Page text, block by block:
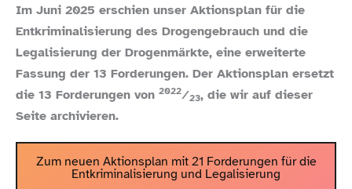
Im Juni 2025 erschien unser Aktionsplan für die
Entkriminalisierung des Drogengebrauch und die
Legalisierung der Drogenmärkte, eine erweiterte
Fassung der 13 Forderungen. Der Aktionsplan ersetzt
die 13 Forderungen von 2022⁄23, die wir auf dieser
Seite archivieren.
Zum neuen Aktionsplan mit 21 Forderungen für die
Entkriminalisierung und Legalisierung